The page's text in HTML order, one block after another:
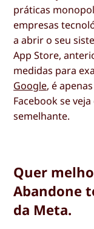
práticas
empresas
a abrir o seu
App Store,
medidas para
Google, é
Facebook se
semelhante.
Quer
Abandone
da Meta.